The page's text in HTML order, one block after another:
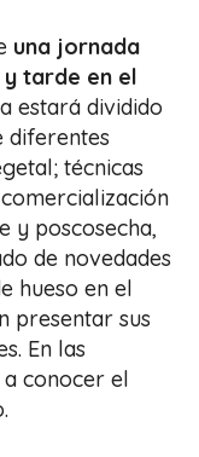
una jornada
tarde en el
estará dividido
diferentes
técnicas
y poscosecha,
de novedades
hueso en el
presentar sus
En las
conocer el